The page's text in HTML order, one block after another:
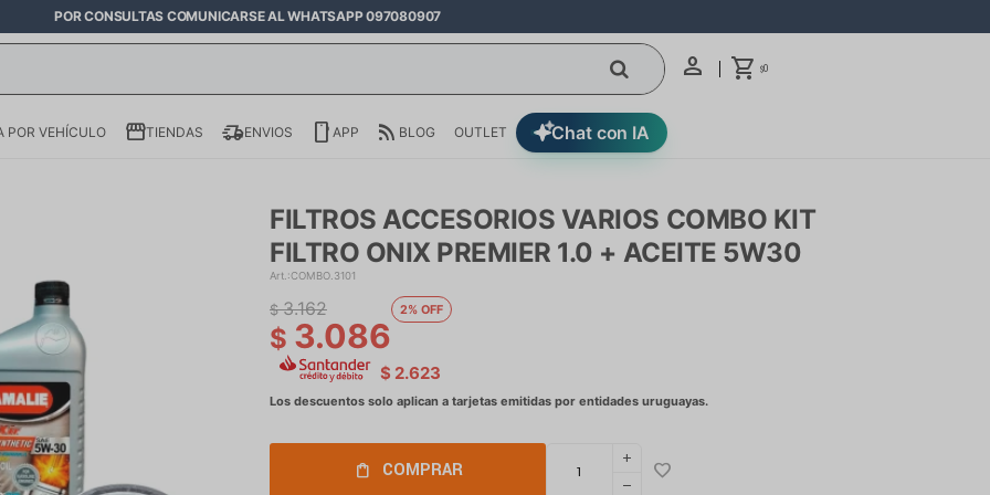
POR CONSULTAS COMUNICARSE AL WHATSAPP 097080907
$0
Chat con IA
POR VEHÍCULO TIENDAS ENVIOS APP BLOG OUTLET
FILTROS ACCESORIOS VARIOS COMBO KIT
FILTRO ONIX PREMIER 1.0 + ACEITE 5W30
COMBO.3101
$ 3.086
$ 3.162 2
$ 2.623
COMPRAR
add
remove